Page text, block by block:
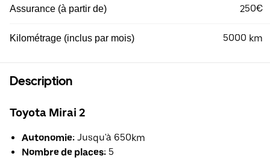
Assurance (à partir de) 250€
Kilométrage (inclus par mois) 5000 km
Description
Toyota Mirai 2
Autonomie: Jusqu'à 650km
Nombre de places: 5